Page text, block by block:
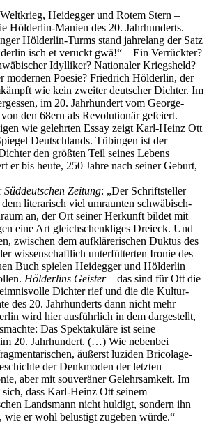
Heidegger und Rotem Stern –
Hölderlin-Manien des 20. Jahrhunderts.
Hölderlin-Turms stand jahrelang der Satz
isch et veruckt gwä!“ – Ein Verrückter?
Idylliker? Nationaler Kriegsheld?
modernen Poesie? Friedrich Hölderlin, der
wie kein zweiter deutscher Dichter. Im
im 20. Jahrhundert vom George-
den 68ern als Revolutionär gefeiert.
wie gelehrten Essay zeigt Karl-Heinz Ott
Deutschlands. Tübingen ist der
den größten Teil seines Lebens
er bis heute, 250 Jahre nach seiner Geburt,
Süddeutschen Zeitung: „Der Schriftsteller
literarisch viel umraunten schwäbisch-
an, der Ort seiner Herkunft bildet mit
eine Art gleichschenkliges Dreieck. Und
zwischen dem aufklärerischen Duktus des
wissenschaftlich unterfütterten Ironie des
Buch spielen Heidegger und Hölderlin
Hölderlins Geister– das sind für Ott die
Dichter rief und die die Kultur-
des 20. Jahrhunderts dann nicht mehr
wird hier ausführlich in dem dargestellt,
Das Spektakuläre ist seine
20. Jahrhundert. (…) Wie nebenbei
äußerst luziden Bricolage-
der Denkmoden der letzten
aber mit souveräner Gelehrsamkeit. Im
dass Karl-Heinz Ott seinem
Landsmann nicht huldigt, sondern ihn
wie er wohl belustigt zugeben würde.“